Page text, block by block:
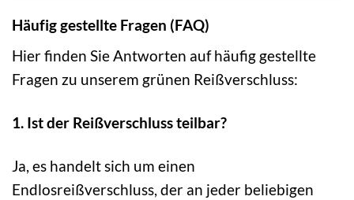
Häufig gestellte Fragen (FAQ)
Hier finden Sie Antworten auf häufig gestellte
Fragen zu unserem grünen Reißverschluss:
1. Ist der Reißverschluss teilbar?
Ja, es handelt sich um einen
Endlosreißverschluss, der an jeder beliebigen